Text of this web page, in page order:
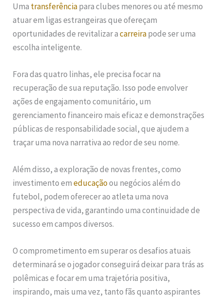
Uma transferênciapara clubes menores ou até mesmo
atuar em ligas estrangeiras que ofereçam
oportunidades de revitalizar acarreirapode ser uma
escolha inteligente.
Fora das quatro linhas, ele precisa focar na
recuperação de sua reputação. Isso pode envolver
ações de engajamento comunitário, um
gerenciamento financeiro mais eficaz e demonstrações
públicas de responsabilidade social, que ajudem a
traçar uma nova narrativa ao redor de seu nome.
Além disso, a exploração de novas frentes, como
investimento emeducaçãoou negócios além do
futebol, podem oferecer ao atleta uma nova
perspectiva de vida, garantindo uma continuidade de
sucesso em campos diversos.
O comprometimento em superar os desafios atuais
determinará se o jogador conseguirá deixar para trás as
polêmicas e focar em uma trajetória positiva,
inspirando, mais uma vez, tanto fãs quanto aspirantes